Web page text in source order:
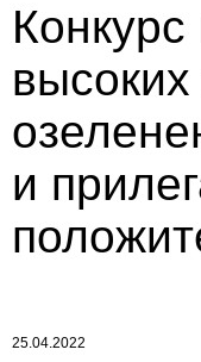
и
25.04.2022